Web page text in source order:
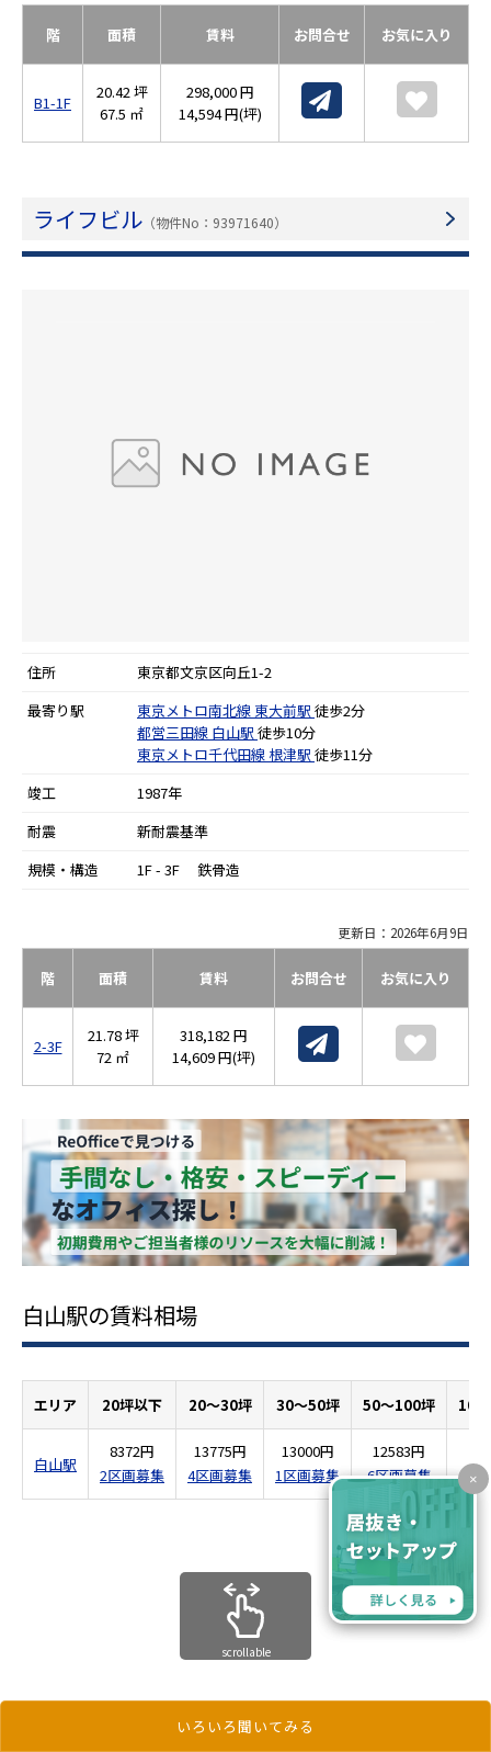
いろいろ聞いてみる
×
階 面積 賃料 お問合せ お気に入り
B1-1F
20.42 坪
67.5 ㎡
298,000 円
14,594 円(坪)
ライフビル （物件No：93971640）
住所
東京都文京区向丘1-2
最寄り駅
東京メトロ南北線 東大前駅 徒歩2分
都営三田線 白山駅 徒歩10分
東京メトロ千代田線根津駅 徒歩11分
竣工
1987年
耐震
新耐震基準
規模・構造
1F - 3F 鉄骨造
更新日：2026年6月9日
階 面積 賃料 お問合せ お気に入り
2-3F
21.78 坪
72 ㎡
318,182 円
14,609 円(坪)
白山駅の賃料相場
エリア 20坪以下 20～30坪 30～50坪 50～100坪 100
白山駅
8372円
2区画募集
13775円
4区画募集
13000円
1区画募集
12583円
6区画募集
1
scrollable